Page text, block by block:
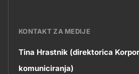
KONTAKT ZA MEDIJE
Tina Hrastnik (direktorica
komuniciranja)